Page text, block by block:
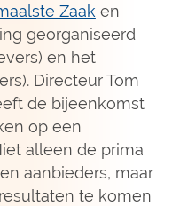
Zaak en
georganiseerd
en het
Directeur Tom
de bijeenkomst
op een
alleen de prima
aanbieders, maar
te komen